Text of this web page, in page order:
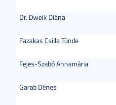
Dr. Dweik Diána
Fazakas Csilla Tünde
Fejes-Szabó Annamária
Garab Dénes